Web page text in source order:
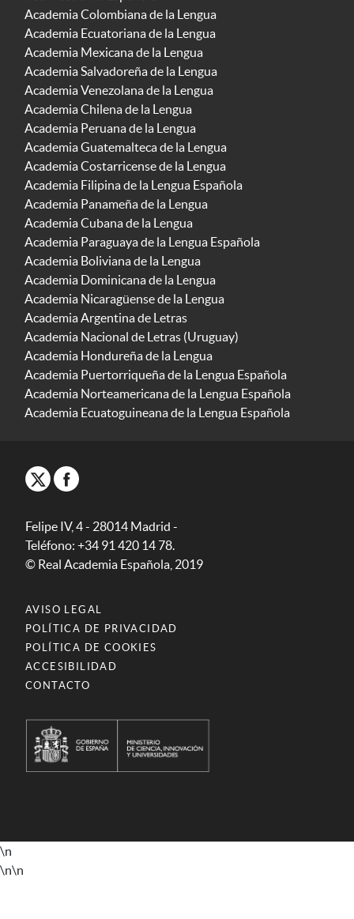
Academia Colombiana de la Lengua
Academia Ecuatoriana de la Lengua
Academia Mexicana de la Lengua
Academia Salvadoreña de la Lengua
Academia Venezolana de la Lengua
Academia Chilena de la Lengua
Academia Peruana de la Lengua
Academia Guatemalteca de la Lengua
Academia Costarricense de la Lengua
Academia Filipina de la Lengua Española
Academia Panameña de la Lengua
Academia Cubana de la Lengua
Academia Paraguaya de la Lengua Española
Academia Boliviana de la Lengua
Academia Dominicana de la Lengua
Academia Nicaragüense de la Lengua
Academia Argentina de Letras
Academia Nacional de Letras (Uruguay)
Academia Hondureña de la Lengua
Academia Puertorriqueña de la Lengua Española
Academia Norteamericana de la Lengua Española
Academia Ecuatoguineana de la Lengua Española
Felipe IV, 4 - 28014 Madrid -
Teléfono: +34 91 420 14 78.
© Real Academia Española, 2019
AVISO LEGAL
POLÍTICA DE PRIVACIDAD
POLÍTICA DE COOKIES
ACCESIBILIDAD
CONTACTO
\n
\n\n